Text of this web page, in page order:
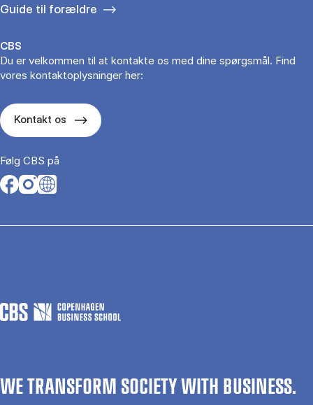
Guide til forældre
CBS
Du er velkommen til at kontakte os med dine spørgsmål. Find
vores kontaktoplysninger her:
Kontakt os
Følg CBS på
Opens in a new tab
Opens in a new tab
Opens in a new tab
WE TRANSFORM SOCIETY WITH BUSINESS.